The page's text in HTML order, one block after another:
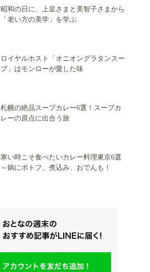
昭和の日に、上皇さまと美智子さまから
「老い方の美学」を学ぶ
ロイヤルホスト「オニオングラタンスー
プ」はモンローが愛した味
札幌の絶品スープカレー6選！スープカ
レーの原点に出合う旅
寒い時こそ食べたいカレー料理東京6選
～鍋にポトフ、煮込み、おでんも！